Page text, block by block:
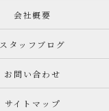
会社概要
スタッフブログ
お問い合わせ
サイトマップ